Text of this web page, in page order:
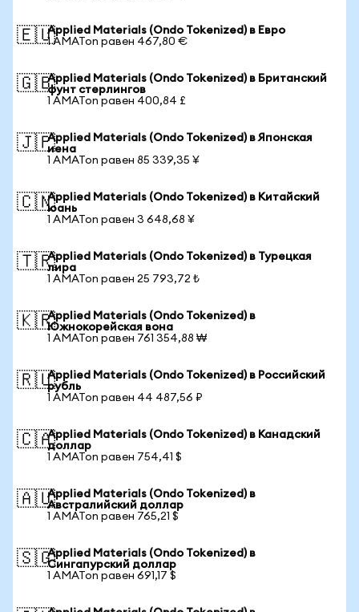
🇪🇺Applied Materials (Ondo Tokenized) в Евро
1 AMATon равен 467,80 €
🇬🇧Applied Materials (Ondo Tokenized) в Британский
фунт стерлингов
1 AMATon равен 400,84 £
🇯🇵Applied Materials (Ondo Tokenized) в Японская
иена
1 AMATon равен 85 339,35 ¥
🇨🇳Applied Materials (Ondo Tokenized) в Китайский
юань
1 AMATon равен 3 648,68 ¥
🇹🇷Applied Materials (Ondo Tokenized) в Турецкая
лира
1 AMATon равен 25 793,72 ₺
🇰🇷Applied Materials (Ondo Tokenized) в
Южнокорейская вона
1 AMATon равен 761 354,88 ₩
🇷🇺Applied Materials (Ondo Tokenized) в Российский
рубль
1 AMATon равен 44 487,56 ₽
🇨🇦Applied Materials (Ondo Tokenized) в Канадский
доллар
1 AMATon равен 754,41 $
🇦🇺Applied Materials (Ondo Tokenized) в
Австралийский доллар
1 AMATon равен 765,21 $
🇸🇬Applied Materials (Ondo Tokenized) в
Сингапурский доллар
1 AMATon равен 691,17 $